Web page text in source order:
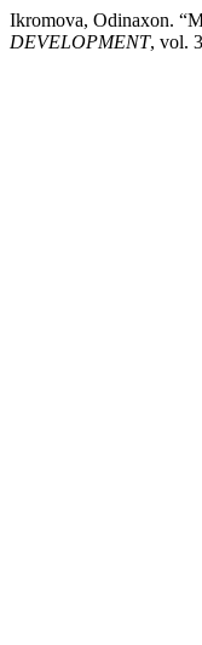
Ikromova, Odinaxon.
DEVELOPMENT, vol.